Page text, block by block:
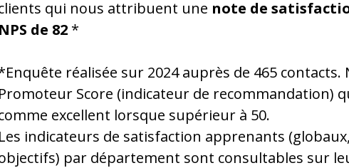
qui nous attribuent une note de
NPS de 82 *
réalisée sur 2024 auprès de 465 contacts.
Promoteur Score (indicateur de recommandation)
excellent lorsque supérieur à 50.
Les indicateurs de satisfaction apprenants
par département sont consultables sur